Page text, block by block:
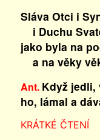
Sláva Otci i
i Duchu
jako byla na
a na věky
Ant. Když jedli,
ho, lámal a
KRÁTKÉ ČTENÍ